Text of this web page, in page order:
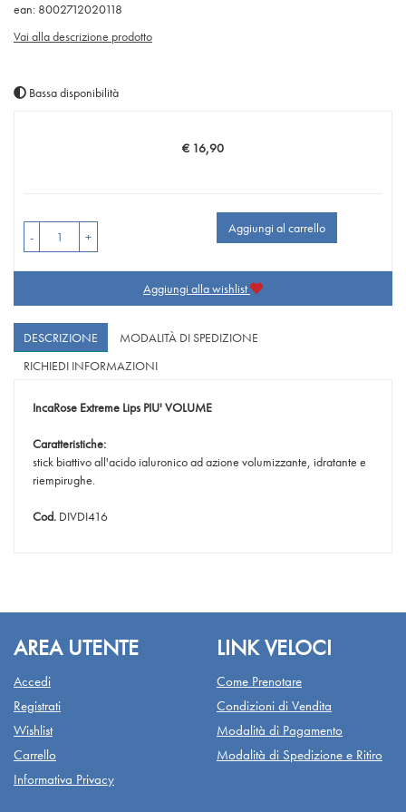
ean: 8002712020118
Vai alla descrizione prodotto
Bassa disponibilità
Prezzo
€ 16,90
- +
Aggiungi al carrello
Aggiungi alla wishlist
DESCRIZIONE
MODALITÀ DI SPEDIZIONE
RICHIEDI INFORMAZIONI
IncaRose Extreme Lips PIU' VOLUME
Caratteristiche:
stick biattivo all'acido ialuronico ad azione volumizzante, idratante e
riempirughe.
Cod. DIVDI416
AREA UTENTE
Accedi
Registrati
Wishlist
Carrello
Informativa Privacy
LINK VELOCI
Come Prenotare
Condizioni di Vendita
Modalità di Pagamento
Modalità di Spedizione e Ritiro